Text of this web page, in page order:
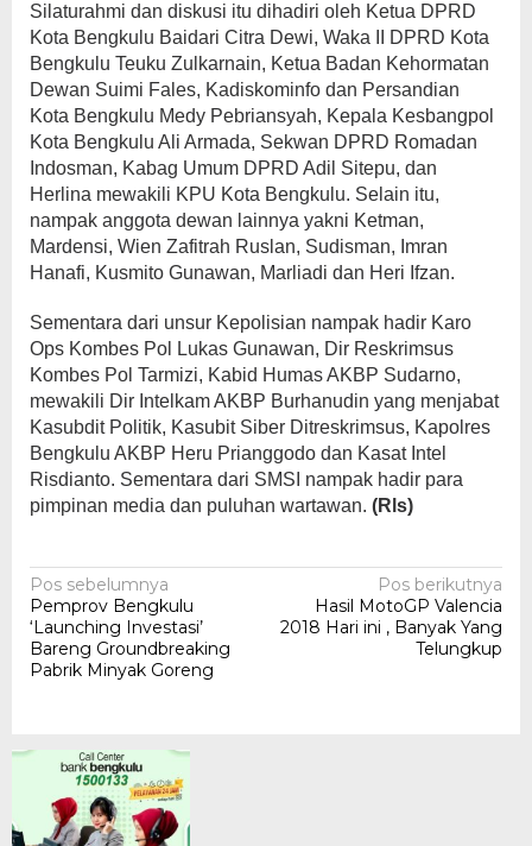
Silaturahmi dan diskusi itu dihadiri oleh Ketua DPRD
Kota Bengkulu Baidari Citra Dewi, Waka II DPRD Kota
Bengkulu Teuku Zulkarnain, Ketua Badan Kehormatan
Dewan Suimi Fales, Kadiskominfo dan Persandian
Kota Bengkulu Medy Pebriansyah, Kepala Kesbangpol
Kota Bengkulu Ali Armada, Sekwan DPRD Romadan
Indosman, Kabag Umum DPRD Adil Sitepu, dan
Herlina mewakili KPU Kota Bengkulu. Selain itu,
nampak anggota dewan lainnya yakni Ketman,
Mardensi, Wien Zafitrah Ruslan, Sudisman, Imran
Hanafi, Kusmito Gunawan, Marliadi dan Heri Ifzan.
Sementara dari unsur Kepolisian nampak hadir Karo
Ops Kombes Pol Lukas Gunawan, Dir Reskrimsus
Kombes Pol Tarmizi, Kabid Humas AKBP Sudarno,
mewakili Dir Intelkam AKBP Burhanudin yang menjabat
Kasubdit Politik, Kasubit Siber Ditreskrimsus, Kapolres
Bengkulu AKBP Heru Prianggodo dan Kasat Intel
Risdianto. Sementara dari SMSI nampak hadir para
pimpinan media dan puluhan wartawan. (Rls)
Navigasi
pos
Pos sebelumnya
Pemprov Bengkulu
‘Launching Investasi’
Bareng Groundbreaking
Pabrik Minyak Goreng
Pos berikutnya
Hasil MotoGP Valencia
2018 Hari ini , Banyak Yang
Telungkup